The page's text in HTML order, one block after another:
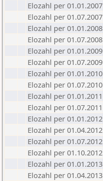
Elozahl per 01.01.2007
Elozahl per 01.07.2007
Elozahl per 01.01.2008
Elozahl per 01.07.2008
Elozahl per 01.01.2009
Elozahl per 01.07.2009
Elozahl per 01.01.2010
Elozahl per 01.07.2010
Elozahl per 01.01.2011
Elozahl per 01.07.2011
Elozahl per 01.01.2012
Elozahl per 01.04.2012
Elozahl per 01.07.2012
Elozahl per 01.10.2012
Elozahl per 01.01.2013
Elozahl per 01.04.2013